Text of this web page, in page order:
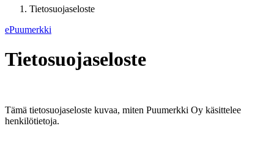
Tietosuojaseloste
ePuumerkki
Tietosuojaseloste
Tämä tietosuojaseloste kuvaa, miten Puumerkki Oy käsittelee
henkilötietoja.